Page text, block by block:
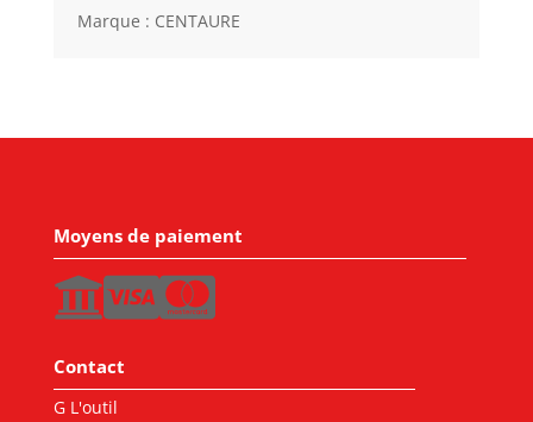
Marque : CENTAURE
Moyens de paiement
Contact
G L'outil